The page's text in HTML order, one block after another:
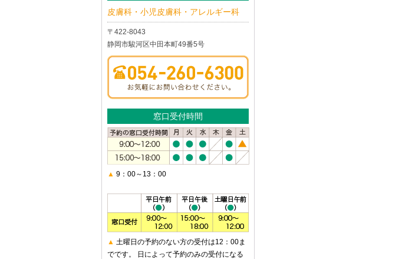
皮膚科・小児皮膚科・アレルギー科
〒422-8043
静岡市駿河区中田本町49番5号
窓口受付時間
▲ 9：00～13：00
▲ 土曜日の予約のない方の受付は12：00ま
でです。 日によって予約のみの受付になる